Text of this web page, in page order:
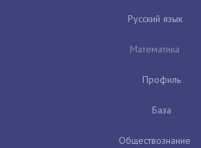
Русский язык
Математика
Профиль
База
Обществознание